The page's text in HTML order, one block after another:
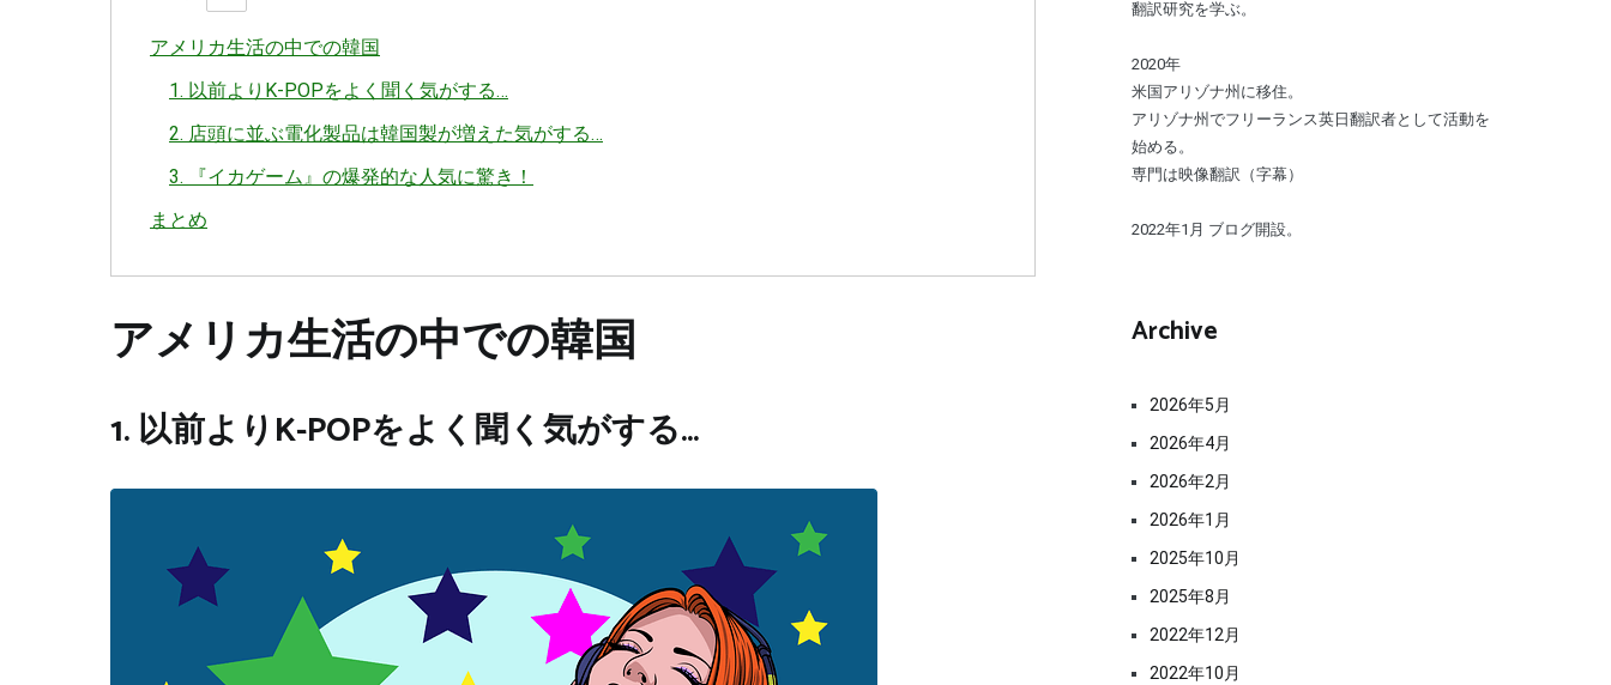
アメリカ生活の中での韓国
1. 以前よりK-POPをよく聞く気がする…
2. 店頭に並ぶ電化製品は韓国製が増えた気がする…
3. 『イカゲーム』の爆発的な人気に驚き！
まとめ
アメリカ生活の中での韓国
1. 以前よりK-POPをよく聞く気がする…
翻訳研究を学ぶ。
2020年
米国アリゾナ州に移住。
アリゾナ州でフリーランス英日翻訳者として活動を
始める。
専門は映像翻訳（字幕）
2022年1月 ブログ開設。
Archive
2026年5月
2026年4月
2026年2月
2026年1月
2025年10月
2025年8月
2022年12月
2022年10月